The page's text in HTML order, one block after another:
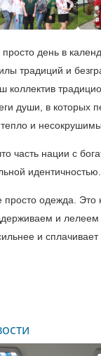
день в
традиций и
коллектив
души, в которых
и
часть нации с
идентичностью.
просто одежда.
и
и